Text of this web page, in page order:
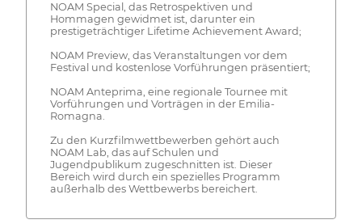
NOAM Special, das Retrospektiven und
Hommagen gewidmet ist, darunter ein
prestigeträchtiger Lifetime Achievement Award;
NOAM Preview, das Veranstaltungen vor dem
Festival und kostenlose Vorführungen präsentiert;
NOAM Anteprima, eine regionale Tournee mit
Vorführungen und Vorträgen in der Emilia-
Romagna.
Zu den Kurzfilmwettbewerben gehört auch
NOAM Lab, das auf Schulen und
Jugendpublikum zugeschnitten ist. Dieser
Bereich wird durch ein spezielles Programm
außerhalb des Wettbewerbs bereichert.